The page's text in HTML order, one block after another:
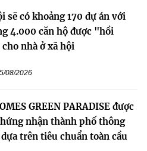
sẽ có khoảng 170 dự án với
4.000 căn hộ được "hồi
nhà ở xã hội
08/2026
GREEN PARADISE được
nhận thành phố thông
trên tiêu chuẩn toàn cầu